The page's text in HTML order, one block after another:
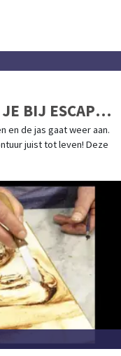
BIJ ESCAPE
en de jas gaat weer aan.
juist tot leven! Deze